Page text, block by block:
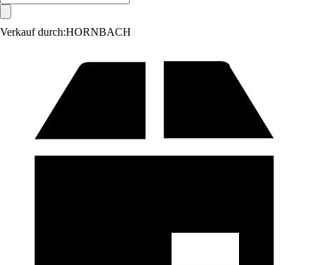
Verkauf durch:HORNBACH